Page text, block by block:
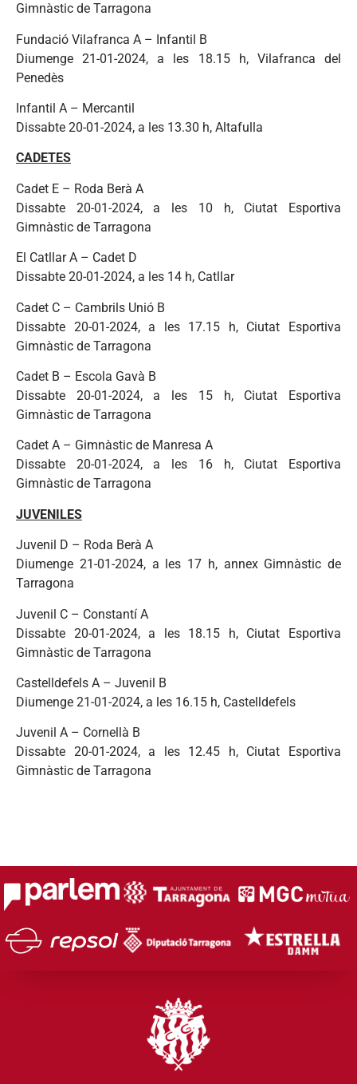
Gimnàstic de Tarragona
Fundació Vilafranca A – Infantil B
Diumenge 21-01-2024, a les 18.15 h, Vilafranca del
Penedès
Infantil A – Mercantil
Dissabte 20-01-2024, a les 13.30 h, Altafulla
CADETES
Cadet E – Roda Berà A
Dissabte 20-01-2024, a les 10 h, Ciutat Esportiva
Gimnàstic de Tarragona
El Catllar A – Cadet D
Dissabte 20-01-2024, a les 14 h, Catllar
Cadet C – Cambrils Unió B
Dissabte 20-01-2024, a les 17.15 h, Ciutat Esportiva
Gimnàstic de Tarragona
Cadet B – Escola Gavà B
Dissabte 20-01-2024, a les 15 h, Ciutat Esportiva
Gimnàstic de Tarragona
Cadet A – Gimnàstic de Manresa A
Dissabte 20-01-2024, a les 16 h, Ciutat Esportiva
Gimnàstic de Tarragona
JUVENILES
Juvenil D – Roda Berà A
Diumenge 21-01-2024, a les 17 h, annex Gimnàstic de
Tarragona
Juvenil C – Constantí A
Dissabte 20-01-2024, a les 18.15 h, Ciutat Esportiva
Gimnàstic de Tarragona
Castelldefels A – Juvenil B
Diumenge 21-01-2024, a les 16.15 h, Castelldefels
Juvenil A – Cornellà B
Dissabte 20-01-2024, a les 12.45 h, Ciutat Esportiva
Gimnàstic de Tarragona